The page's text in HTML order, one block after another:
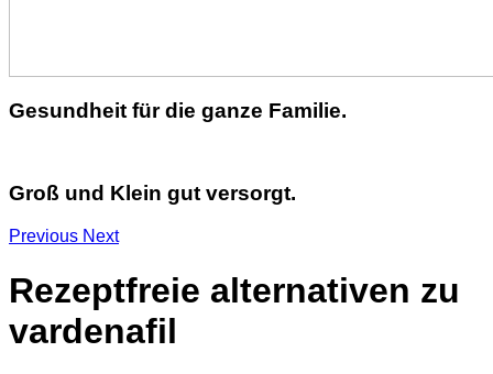
Gesundheit für die ganze Familie.
Groß und Klein gut versorgt.
Previous Next
Rezeptfreie alternativen zu
vardenafil